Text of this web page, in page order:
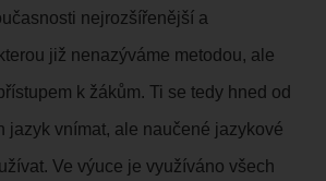
nejrozšířenější a
již nenazýváme metodou, ale
k žákům. Ti se tedy hned od
jazyk vnímat, ale naučené jazykové
Ve výuce je využíváno všech